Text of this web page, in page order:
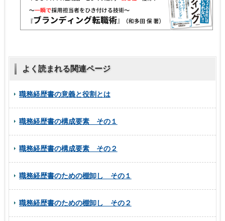
よく読まれる関連ページ
職務経歴書の意義と役割とは
職務経歴書の構成要素 その１
職務経歴書の構成要素 その２
職務経歴書のための棚卸し その１
職務経歴書のための棚卸し その２